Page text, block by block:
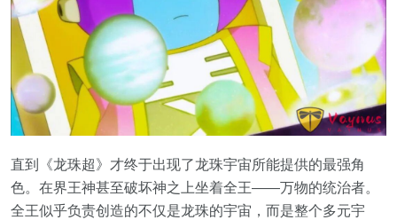
直到《龙珠超》才终于出现了龙珠宇宙所能提供的最强角
色。在界王神甚至破坏神之上坐着全王——万物的统治者。
全王似乎负责创造的不仅是龙珠的宇宙，而是整个多元宇